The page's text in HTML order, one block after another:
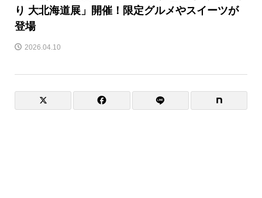
り 大北海道展」開催！限定グルメやスイーツが
登場
2026.04.10